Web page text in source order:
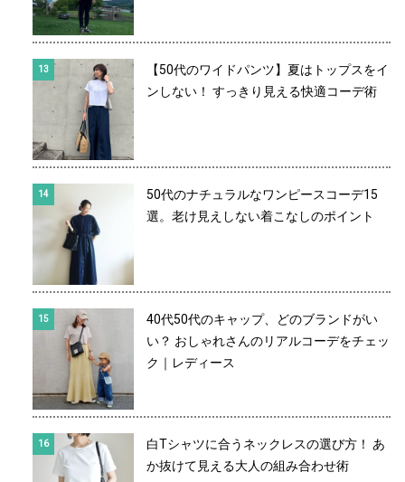
【50代のワイドパンツ】夏はトップスをイ
ンしない！ すっきり見える快適コーデ術
50代のナチュラルなワンピースコーデ15
選。老け見えしない着こなしのポイント
40代50代のキャップ、どのブランドがい
い？ おしゃれさんのリアルコーデをチェッ
ク｜レディース
白Tシャツに合うネックレスの選び方！ あ
か抜けて見える大人の組み合わせ術